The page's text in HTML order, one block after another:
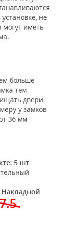
не
могут иметь
больше
тем
двери
у замков
36 мм
5 шт
Накладной